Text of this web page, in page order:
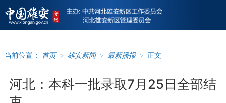
当前位置： 首页 > 雄安新闻 > 最新播报 > 正文
河北：本科一批录取7月25日全部结